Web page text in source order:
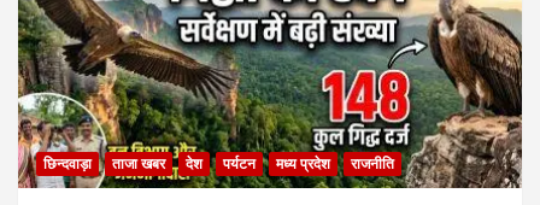
छिन्दवाड़ा ताजा खबर देश पर्यटन मध्य प्रदेश राजनीति